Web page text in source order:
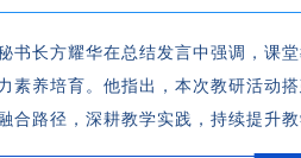
书长方耀华在总结发言中强调，课
素养培育。他指出，本次教研活动
合路径，深耕教学实践，持续提升